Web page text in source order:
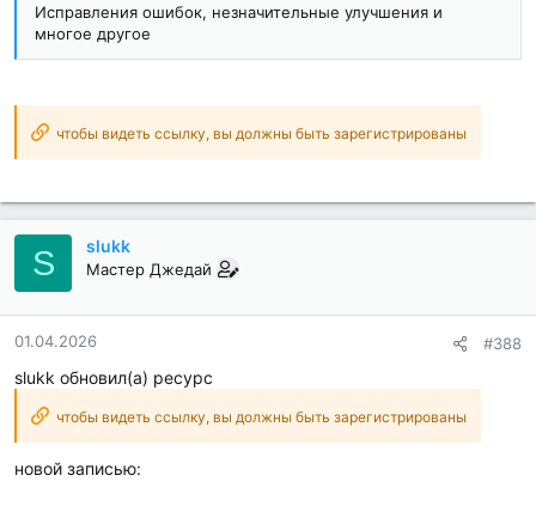
Исправления ошибок, незначительные улучшения и
многое другое
чтобы видеть ссылку, вы должны быть зарегистрированы
S slukk
Мастер Джедай
01.04.2026 #388
slukk обновил(а) ресурс
чтобы видеть ссылку, вы должны быть зарегистрированы
новой записью: